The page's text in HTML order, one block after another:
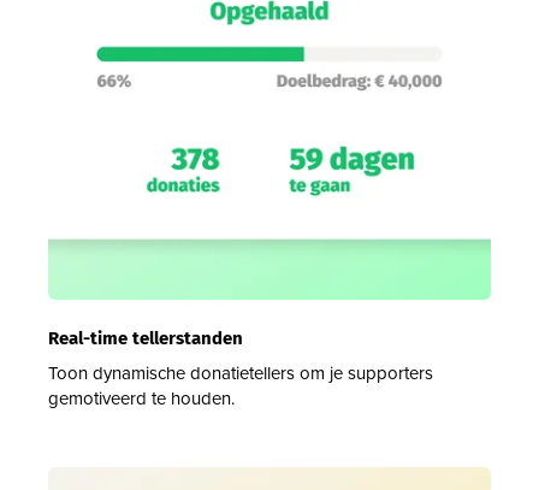
Real-time tellerstanden
Toon dynamische donatietellers om je supporters
gemotiveerd te houden.